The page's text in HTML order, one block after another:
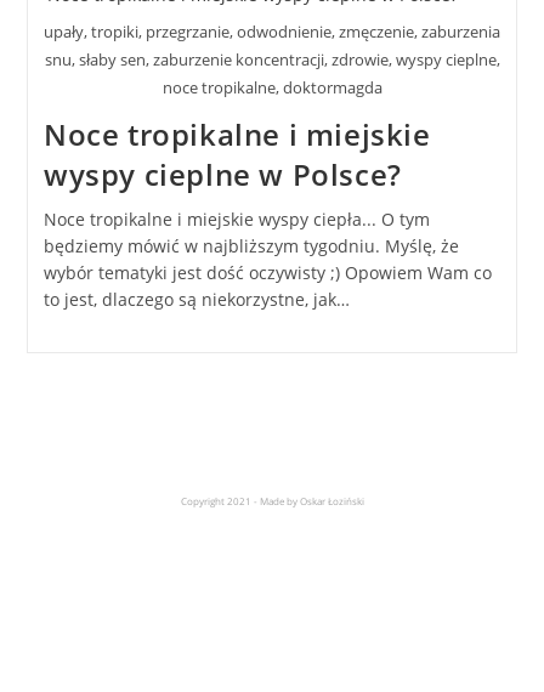
upały, tropiki, przegrzanie, odwodnienie, zmęczenie, zaburzenia
snu, słaby sen, zaburzenie koncentracji, zdrowie, wyspy cieplne,
noce tropikalne, doktormagda
Noce tropikalne i miejskie
wyspy cieplne w Polsce?
Noce tropikalne i miejskie wyspy ciepła... O tym
będziemy mówić w najbliższym tygodniu. Myślę, że
wybór tematyki jest dość oczywisty ;) Opowiem Wam co
to jest, dlaczego są niekorzystne, jak…
Copyright 2021 - Made by Oskar Łoziński